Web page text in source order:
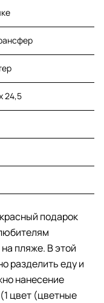
24,5
подарок
пляже. В этой
разделить еду и
нанесение
цвет (цветные